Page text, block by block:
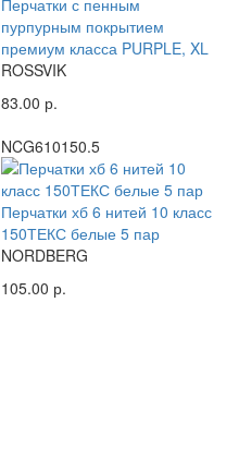
Перчатки с пенным
пурпурным покрытием
премиум класса PURPLE, XL
ROSSVIK
83.00 р.
NCG610150.5
Перчатки хб 6 нитей 10 класс
150ТЕКС белые 5 пар
NORDBERG
105.00 р.